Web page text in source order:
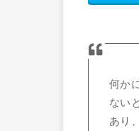
何か
ない
あり